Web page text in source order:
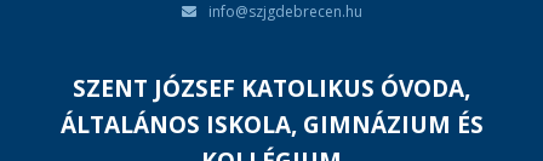
info@szjgdebrecen.hu
SZENT JÓZSEF KATOLIKUS ÓVODA,
ÁLTALÁNOS ISKOLA, GIMNÁZIUM ÉS